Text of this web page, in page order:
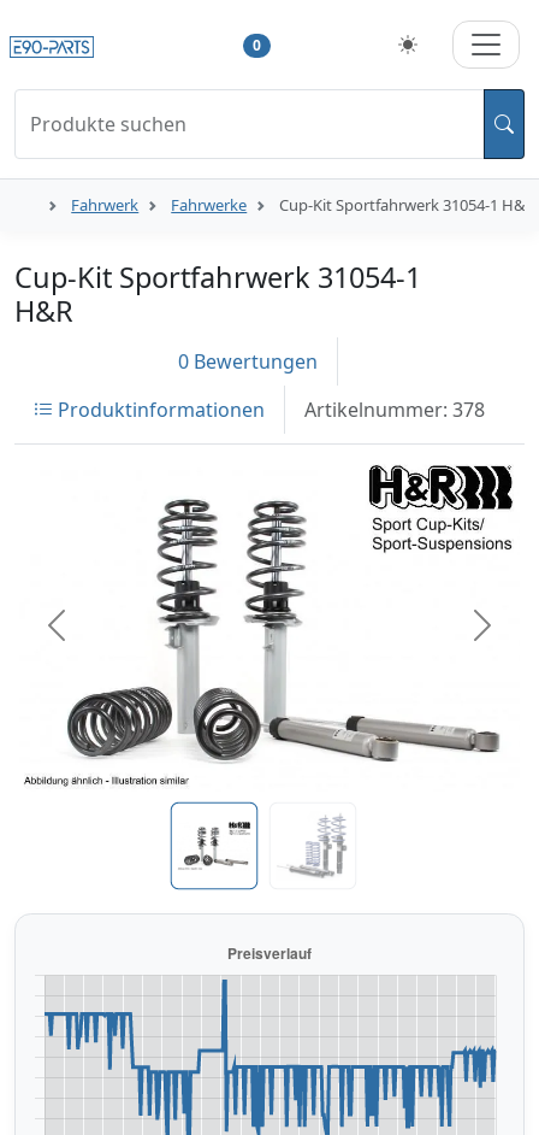
0
Produkte suchen
Fahrwerk Fahrwerke Cup-Kit Sportfahrwerk 31054-1 H&R
Cup-Kit Sportfahrwerk 31054-1
H&R
0 Bewertungen
Produktinformationen
Artikelnummer: 378
Previous Next